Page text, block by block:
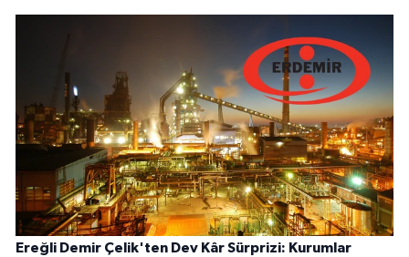
Ereğli Demir Çelik'ten Dev Kâr Sürprizi: Kurumlar